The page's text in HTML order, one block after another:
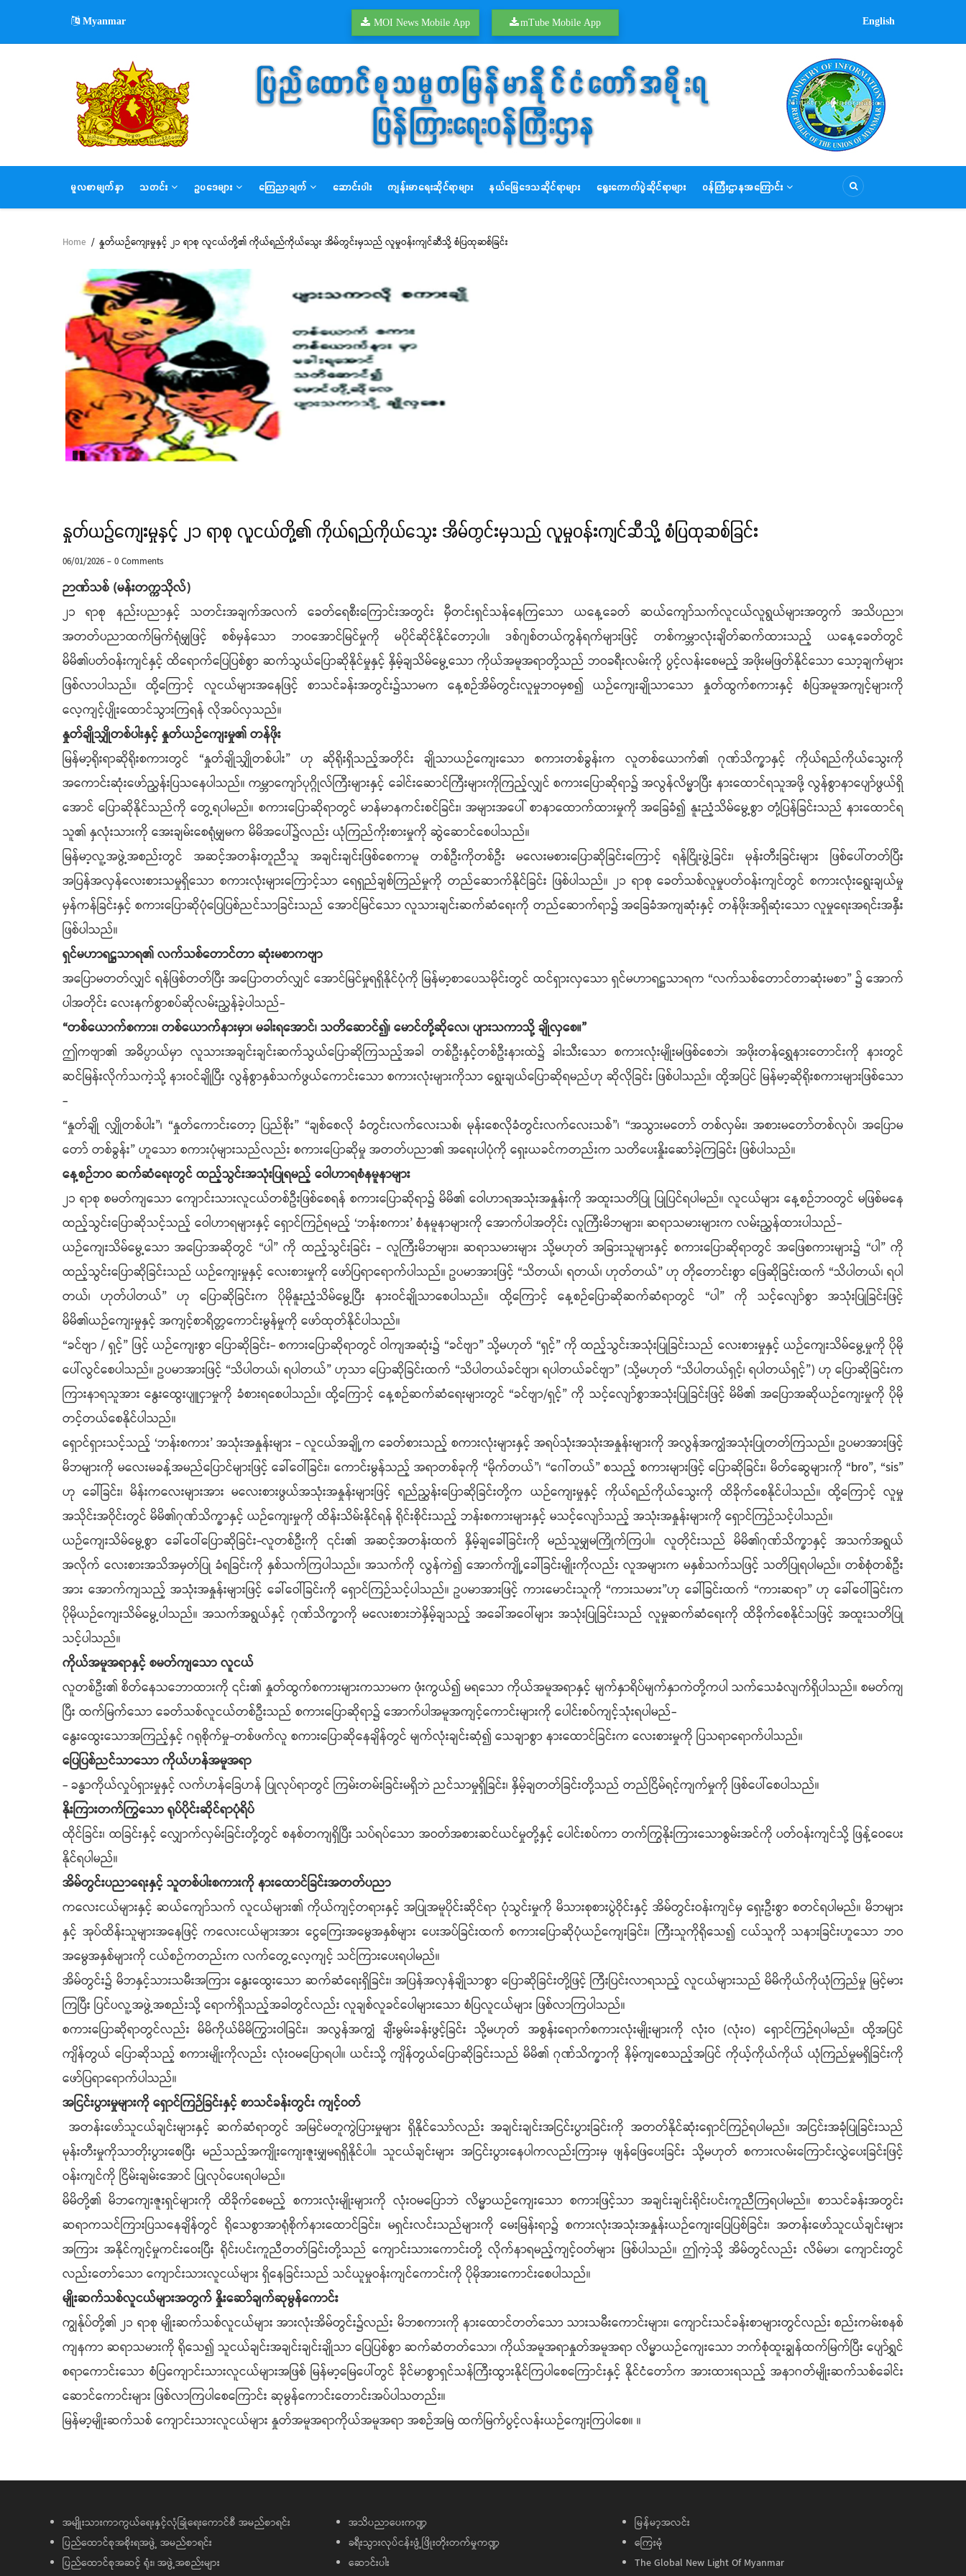
main
Myanmar MOI News Mobile App mTube Mobile App English
MAIN
NAVIGATION
မူလစာမျက်နှာ သတင်း ဥပဒေများ ကြေညာချက် ဆောင်းပါး ကျန်းမာရေးဆိုင်ရာများ နယ်မြေဒေသဆိုင်ရာများ ရွေးကောက်ပွဲဆိုင်ရာများ ဝန်ကြီးဌာနအကြောင်း
Breadcrumb
Home / နှုတ်ယဉ်ကျေးမှုနှင့် ၂၁ ရာစု လူငယ်တို့၏ ကိုယ်ရည်ကိုယ်သွေး အိမ်တွင်းမှသည် လူမှုဝန်းကျင်ဆီသို့ စံပြထုဆစ်ခြင်း
နှုတ်ယဉ်ကျေးမှုနှင့် ၂၁ ရာစု လူငယ်တို့၏ ကိုယ်ရည်ကိုယ်သွေး အိမ်တွင်းမှသည် လူမှုဝန်းကျင်ဆီသို့ စံပြထုဆစ်ခြင်း
06/01/2026-0 Comments
ဉာဏ်သစ် (မန်းတက္ကသိုလ်)
၂၁ ရာစု နည်းပညာနှင့် သတင်းအချက်အလက် ခေတ်ရေစီးကြောင်းအတွင်း မှီတင်းရှင်သန်နေကြသော ယနေ့ခေတ် ဆယ်​ကျော်သက်လူငယ်လူရွယ်များအတွက် အသိပညာ၊
အတတ်ပညာထက်မြက်ရုံမျှဖြင့် စစ်မှန်သော ဘဝအောင်မြင်မှုကို မပိုင်ဆိုင်နိုင်တော့ပါ။ ဒစ်ဂျစ်တယ်ကွန်ရက်များဖြင့် တစ်ကမ္ဘာလုံးချိတ်ဆက်ထားသည့် ယနေ့ခေတ်တွင်
မိမိ၏ပတ်ဝန်းကျင်နှင့် ထိရောက်ပြေပြစ်စွာ ဆက်သွယ်ပြောဆိုနိုင်မှုနှင့် နှိမ့်ချသိမ်မွေ့သော ကိုယ်အမူအရာတို့သည် ဘဝခရီးလမ်းကို ပွင့်လန်းစေမည့် အဖိုးမဖြတ်နိုင်သော သော့ချက်များ
ဖြစ်လာပါသည်။ ထို့ကြောင့် လူငယ်များအနေဖြင့် စာသင်ခန်းအတွင်း၌သာမက နေ့စဉ်အိမ်တွင်းလူမှုဘဝမှစ၍ ယဉ်ကျေးချိုသာသော နှုတ်ထွက်စကားနှင့် စံပြအမူအကျင့်များကို
လေ့ကျင့်ပျိုးထောင်သွားကြရန် လိုအပ်လှသည်။
နှုတ်ချိုသျှိုတစ်ပါးနှင့် နှုတ်ယဉ်ကျေးမှု၏ တန်ဖိုး
မြန်မာ့ရိုးရာဆိုရိုးစကားတွင် “နှုတ်ချိုသျှိုတစ်ပါး” ဟု ဆိုရိုးရှိသည့်အတိုင်း ချိုသာယဉ်ကျေးသော စကားတစ်ခွန်းက လူတစ်ယောက်၏ ဂုဏ်သိက္ခာနှင့် ကိုယ်ရည်ကိုယ်သွေးကို
အကောင်းဆုံးဖော်ညွှန်းပြသနေပါသည်။ ကမ္ဘာကျော်ပုဂ္ဂိုလ်ကြီးများနှင့် ခေါင်းဆောင်ကြီးများကိုကြည့်လျှင် စကားပြောဆိုရာ၌ အလွန်လိမ္မာပြီး နားထောင်ရသူအဖို့ လွန်စွာနာပျော်ဖွယ်ရှိ
အောင် ပြောဆိုနိုင်သည်ကို တွေ့ရပါမည်။ စကားပြောဆိုရာတွင် မာန်မာနကင်းစင်ခြင်း၊ အများအပေါ် စာနာထောက်ထားမှုကို အခြေခံ၍ နူးညံ့သိမ်မွေ့စွာ တုံ့ပြန်ခြင်းသည် နားထောင်ရ
သူ၏ နှလုံးသားကို အေးချမ်းစေရုံမျှမက မိမိအပေါ်၌လည်း ယုံကြည်ကိုးစားမှုကို ဆွဲဆောင်စေပါသည်။
မြန်မာ့လူ့အဖွဲ့အစည်းတွင် အဆင့်အတန်းတူညီသူ အချင်းချင်းဖြစ်စေကာမူ တစ်ဦးကိုတစ်ဦး မလေးမစားပြောဆိုခြင်းကြောင့် ရန်ငြိုးဖွဲ့ခြင်း၊ မုန်းတီးခြင်းများ ဖြစ်ပေါ်တတ်ပြီး
အပြန်အလှန်လေးစားသမှုရှိသော စကားလုံးများကြောင့်သာ ရေရှည်ချစ်ကြည်မှုကို တည်ဆောက်နိုင်ခြင်း ဖြစ်ပါသည်။ ၂၁ ရာစု ခေတ်သစ်လူမှုပတ်ဝန်းကျင်တွင် စကားလုံးရွေးချယ်မှု
မှန်ကန်ခြင်းနှင့် စကားပြောဆိုပုံပြေပြစ်ညင်သာခြင်းသည် အောင်မြင်သော လူသားချင်းဆက်ဆံရေးကို တည်ဆောက်ရာ၌ အခြေခံအကျဆုံးနှင့် တန်ဖိုးအရှိဆုံးသော လူမှုရေးအရင်းအနှီး
ဖြစ်ပါသည်။
ရှင်မဟာရဋ္ဌသာရ၏ လက်သစ်တောင်တာ ဆုံးမစာကဗျာ
အပြောမတတ်လျှင် ရန်ဖြစ်တတ်ပြီး အပြောတတ်လျှင် အောင်မြင်မှုရရှိနိုင်ပုံကို မြန်မာ့စာပေသမိုင်းတွင် ထင်ရှားလှသော ရှင်မဟာရဋ္ဌသာရက “လက်သစ်တောင်တာဆုံးမစာ” ၌ အောက်
ပါအတိုင်း လေးနက်စွာစပ်ဆိုလမ်းညွှန်ခဲ့ပါသည်-
“တစ်ယောက်စကား၊ တစ်ယောက်နားမှာ၊ မခါးရအောင်၊ သတိ​ဆောင်၍၊ မောင်တို့ဆို​လေ၊ ပျားသကာသို့ ချိုလှ​စေ။”
ဤကဗျာ၏ အဓိပ္ပာယ်မှာ လူသားအချင်းချင်းဆက်သွယ်ပြောဆိုကြသည့်အခါ တစ်ဦးနှင့်တစ်ဦးနားထဲ၌ ခါးသီးသော စကားလုံးမျိုးမဖြစ်စေဘဲ၊ အဖိုးတန်ရွှေနားတောင်းကို နားတွင်
ဆင်မြန်းလိုက်သကဲ့သို့ နားဝင်ချိုပြီး လွန်စွာနှစ်သက်ဖွယ်ကောင်းသော စကားလုံးများကိုသာ ရွေးချယ်ပြောဆိုရမည်ဟု ဆိုလိုခြင်း ဖြစ်ပါသည်။ ထို့အပြင် မြန်မာ့ဆိုရိုးစကားများဖြစ်သော
-
“နှုတ်ချို လျှိုတစ်ပါး”၊ “နှုတ်ကောင်းတော့ ပြည်စိုး” “ချစ်စေလို ခံတွင်းလက်​လေးသစ်၊ မုန်းစေလိုခံတွင်းလက်​လေးသစ်”၊ “အသွားမတော် တစ်လှမ်း၊ အစားမတော်တစ်လုပ်၊ အပြောမ
တော် တစ်ခွန်း” ဟူသော စကားပုံများသည်လည်း စကားပြောဆိုမှု အတတ်ပညာ၏ အရေးပါပုံကို ရှေးယခင်ကတည်းက သတိပေးနှိုးဆော်ခဲ့ကြခြင်း ဖြစ်ပါသည်။
နေ့စဉ်ဘဝ ဆက်ဆံရေးတွင် ထည့်သွင်းအသုံးပြုရမည့် ဝေါဟာရစံနမူနာများ
၂၁ ရာစု စမတ်ကျသော ကျောင်းသားလူငယ်တစ်ဦးဖြစ်စေရန် စကားပြောဆိုရာ၌ မိမိ၏ ဝေါဟာရအသုံးအနှုန်းကို အထူးသတိပြု ပြုပြင်ရပါမည်။ လူငယ်များ နေ့စဉ်ဘဝတွင် မဖြစ်မနေ
ထည့်သွင်းပြောဆိုသင့်သည့် ဝေါဟာရများနှင့် ရှောင်ကြဉ်ရမည့် ‘ဘန်းစကား’ စံနမူနာများကို အောက်ပါအတိုင်း လူကြီးမိဘများ၊ ဆရာသမားများက လမ်းညွှန်ထားပါသည်-
ယဉ်ကျေးသိမ်မွေ့သော အပြောအဆိုတွင် “ပါ” ကို ထည့်သွင်းခြင်း - လူကြီးမိဘများ၊ ဆရာသမားများ သို့မဟုတ် အခြားသူများနှင့် စကားပြောဆိုရာတွင် အဖြေစကားများ၌ “ပါ” ကို
ထည့်သွင်းပြောဆိုခြင်းသည် ယဉ်ကျေးမှုနှင့် လေးစားမှုကို ဖော်ပြရာရောက်ပါသည်။ ဥပမာအားဖြင့် “သိတယ်၊ ရတယ်၊ ဟုတ်တယ်” ဟု တိုတောင်းစွာ ဖြေဆိုခြင်းထက် “သိပါတယ်၊ ရပါ
တယ်၊ ဟုတ်ပါတယ်” ဟု ပြောဆိုခြင်းက ပိုမိုနူးညံ့သိမ်မွေ့ပြီး နားဝင်ချိုသာစေပါသည်။ ထို့ကြောင့် နေ့စဉ်ပြောဆိုဆက်ဆံရာတွင် “ပါ” ကို သင့်လျော်စွာ အသုံးပြုခြင်းဖြင့်
မိမိ၏ယဉ်ကျေးမှုနှင့် အကျင့်စာရိတ္တကောင်းမွန်မှုကို ဖော်ထုတ်နိုင်ပါသည်။
“ခင်ဗျာ / ရှင့်” ဖြင့် ယဉ်ကျေးစွာ ပြောဆိုခြင်း- စကားပြောဆိုရာတွင် ဝါကျအဆုံး၌ “ခင်ဗျာ” သို့မဟုတ် “ရှင့်” ကို ထည့်သွင်းအသုံးပြုခြင်းသည် လေးစားမှုနှင့် ယဉ်ကျေးသိမ်မွေ့မှုကို ပိုမို
ပေါ်လွင်စေပါသည်။ ဥပမာအားဖြင့် “သိပါတယ်၊ ရပါတယ်” ဟုသာ ပြောဆိုခြင်းထက် “သိပါတယ်ခင်ဗျာ၊ ရပါတယ်ခင်ဗျာ” (သို့မဟုတ် “သိပါတယ်ရှင့်၊ ရပါတယ်ရှင့်”) ဟု ပြောဆိုခြင်းက
ကြားနာရသူအား နွေးထွေးပျူငှာမှုကို ခံစားရစေပါသည်။ ထို့ကြောင့် နေ့စဉ်ဆက်ဆံရေးများတွင် “ခင်ဗျာ/ရှင့်” ကို သင့်လျော်စွာအသုံးပြုခြင်းဖြင့် မိမိ၏ အပြောအဆိုယဉ်ကျေးမှုကို ပိုမို
တင့်တယ်စေနိုင်ပါသည်။
ရှောင်ရှားသင့်သည့် ‘ဘန်းစကား’ အသုံးအနှုန်းများ - လူငယ်အချို့က ခေတ်စားသည့် စကားလုံးများနှင့် အရပ်သုံးအသုံးအနှုန်းများကို အလွန်အကျွံအသုံးပြုတတ်ကြသည်။ ဥပမာအားဖြင့်
မိဘများကို မလေးမခန့်အမည်ပြောင်များဖြင့် ခေါ်ဝေါ်ခြင်း၊ ကောင်းမွန်သည့် အရာတစ်ခုကို “မိုက်တယ်”၊ “ဂေါ်တယ်” စသည့် စကားများဖြင့် ပြောဆိုခြင်း၊ မိတ်ဆွေများကို “bro”, “sis”
ဟု ခေါ်ခြင်း၊ မိန်းကလေးများအား မလေးစားဖွယ်အသုံးအနှုန်းများဖြင့် ရည်ညွှန်းပြောဆိုခြင်းတို့က ယဉ်ကျေးမှုနှင့် ကိုယ်ရည်ကိုယ်သွေးကို ထိခိုက်စေနိုင်ပါသည်။ ထို့ကြောင့် လူမှု
အသိုင်းအဝိုင်းတွင် မိမိ၏ဂုဏ်သိက္ခာနှင့် ယဉ်ကျေးမှုကို ထိန်းသိမ်းနိုင်ရန် ရိုင်းစိုင်းသည့် ဘန်းစကားများနှင့် မသင့်လျော်သည့် အသုံးအနှုန်းများကို ရှောင်ကြဉ်သင့်ပါသည်။
ယဉ်ကျေးသိမ်မွေ့စွာ ခေါ်ဝေါ်ပြောဆိုခြင်း-လူတစ်ဦးကို ၎င်း၏ အဆင့်အတန်းထက် နှိမ့်ချခေါ်ခြင်းကို မည်သူမျှမကြိုက်ကြပါ။ လူတိုင်းသည် မိမိ၏ဂုဏ်သိက္ခာနှင့် အသက်အရွယ်
အလိုက် လေးစားအသိအမှတ်ပြု ခံရခြင်းကို နှစ်သက်ကြပါသည်။ အသက်ကို လွန်ကဲ၍ အောက်ကျို့ခေါ်ခြင်းမျိုးကိုလည်း လူအများက မနှစ်သက်သဖြင့် သတိပြုရပါမည်။ တစ်စုံတစ်ဦး
အား အောက်ကျသည့် အသုံးအနှုန်းများဖြင့် ခေါ်ဝေါ်ခြင်းကို ရှောင်ကြဉ်သင့်ပါသည်။ ဥပမာအားဖြင့် ကားမောင်းသူကို “ကားသမား”ဟု ခေါ်ခြင်းထက် “ကားဆရာ” ဟု ခေါ်ဝေါ်ခြင်းက
ပိုမိုယဉ်ကျေးသိမ်မွေ့ပါသည်။ အသက်အရွယ်နှင့် ဂုဏ်သိက္ခာကို မလေးစားဘဲနှိမ့်ချသည့် အခေါ်အဝေါ်များ အသုံးပြုခြင်းသည် လူမှုဆက်ဆံရေးကို ထိခိုက်စေနိုင်သဖြင့် အထူးသတိပြု
သင့်ပါသည်။
ကိုယ်အမူအရာနှင့် စမတ်ကျသော လူငယ်
လူတစ်ဦး၏ စိတ်နေသဘောထားကို ၎င်း၏ နှုတ်ထွက်စကားများကသာမက ဖုံးကွယ်၍ မရသော ကိုယ်အမူအရာနှင့် မျက်နှာရိပ်မျက်နှာကဲတို့ကပါ သက်သေခံလျက်ရှိပါသည်။ စမတ်ကျ
ပြီး ထက်မြက်သော ခေတ်သစ်လူငယ်တစ်ဦးသည် စကားပြောဆိုရာ၌ အောက်ပါအမူအကျင့်ကောင်းများကို ပေါင်းစပ်ကျင့်သုံးရပါမည်-
နွေးထွေးသောအကြည့်နှင့် ဂရုစိုက်မှု-တစ်ဖက်လူ စကားပြောဆိုနေချိန်တွင် မျက်လုံးချင်းဆုံ၍ သေချာစွာ နားထောင်ခြင်းက လေးစားမှုကို ပြသရာရောက်ပါသည်။
ပြေပြစ်ညင်သာသော ကိုယ်ဟန်အမူအရာ
- ခန္ဓာကိုယ်လှုပ်ရှားမှုနှင့် လက်ဟန်ခြေဟန် ပြုလုပ်ရာတွင် ကြမ်းတမ်းခြင်းမရှိဘဲ ညင်သာမှုရှိခြင်း၊ နှိမ့်ချတတ်ခြင်းတို့သည် တည်ငြိမ်ရင့်ကျက်မှုကို ဖြစ်ပေါ်စေပါသည်။
နိုးကြားတက်ကြွသော ရုပ်ပိုင်းဆိုင်ရာပုံရိပ်
ထိုင်ခြင်း၊ ထခြင်းနှင့် လျှောက်လှမ်းခြင်းတို့တွင် စနစ်တကျရှိပြီး သပ်ရပ်သော အဝတ်အစားဆင်ယင်မှုတို့နှင့် ပေါင်းစပ်ကာ တက်ကြွနိုးကြားသောစွမ်းအင်ကို ပတ်ဝန်းကျင်သို့ ဖြန့်ဝေပေး
နိုင်ရပါမည်။
အိမ်တွင်းပညာရေးနှင့် သူတစ်ပါးစကားကို နားထောင်ခြင်းအတတ်ပညာ
ကလေးငယ်များနှင့် ဆယ်​ကျော်သက် လူငယ်များ၏ ကိုယ်ကျင့်တရားနှင့် အပြုအမူပိုင်းဆိုင်ရာ ပုံသွင်းမှုကို မိသားစုစားပွဲဝိုင်းနှင့် အိမ်တွင်းဝန်းကျင်မှ ရှေးဦးစွာ စတင်ရပါမည်။ မိဘများ
နှင့် အုပ်ထိန်းသူများအနေဖြင့် ကလေးငယ်များအား ငွေကြေးအမွေအနှစ်များ ပေးအပ်ခြင်းထက် စကားပြောဆိုပုံယဉ်ကျေးခြင်း၊ ကြီးသူကိုရိုသေ၍ ငယ်သူကို သနားခြင်းဟူသော ဘဝ
အမွေအနှစ်များကို ငယ်စဉ်ကတည်းက လက်တွေ့လေ့ကျင့် သင်ကြားပေးရပါမည်။
အိမ်တွင်း၌ မိဘနှင့်သားသမီးအကြား နွေးထွေးသော ဆက်ဆံရေးရှိခြင်း၊ အပြန်အလှန်ချိုသာစွာ ပြောဆိုခြင်းတို့ဖြင့် ကြီးပြင်းလာရသည့် လူငယ်များသည် မိမိကိုယ်ကိုယုံကြည်မှု မြင့်မား
ကြပြီး ပြင်ပလူ့အဖွဲ့အစည်းသို့ ရောက်ရှိသည့်အခါတွင်လည်း လူချစ်လူခင်ပေါများသော စံပြလူငယ်များ ဖြစ်လာကြပါသည်။
စကားပြောဆိုရာတွင်လည်း မိမိကိုယ်မိမိကြွားဝါခြင်း၊ အလွန်အကျွံ ချီးမွမ်းခန်းဖွင့်ခြင်း သို့မဟုတ် အစွန်းရောက်စကားလုံးမျိုးများကို လုံးဝ (လုံးဝ) ရှောင်ကြဉ်ရပါမည်။ ထို့အပြင်
ကျိန်တွယ် ပြောဆိုသည့် စကားမျိုးကိုလည်း လုံးဝမပြောရပါ။ ယင်းသို့ ကျိန်တွယ်ပြောဆိုခြင်းသည် မိမိ၏ ဂုဏ်သိက္ခာကို နိမ့်ကျစေသည့်အပြင် ကိုယ့်ကိုယ်ကိုယ် ယုံကြည်မှုမရှိခြင်းကို
ဖော်ပြရာရောက်ပါသည်။
အငြင်းပွားမှုများကို ရှောင်ကြဉ်ခြင်းနှင့် စာသင်ခန်းတွင်း ကျင့်ဝတ်
အတန်းဖော်သူငယ်ချင်းများနှင့် ဆက်ဆံရာတွင် အမြင်မတူကွဲပြားမှုများ ရှိနိုင်သော်လည်း အချင်းချင်းအငြင်းပွားခြင်းကို အတတ်နိုင်ဆုံးရှောင်ကြဉ်ရပါမည်။ အငြင်းအခုံပြုခြင်းသည်
မုန်းတီးမှုကိုသာတိုးပွားစေပြီး မည်သည့်အကျိုးကျေးဇူးမျှမရရှိနိုင်ပါ။ သူငယ်ချင်းများ အငြင်းပွားနေပါကလည်းကြားမှ ဖျန်ဖြေပေးခြင်း သို့မဟုတ် စကားလမ်းကြောင်းလွှဲပေးခြင်းဖြင့်
ဝန်းကျင်ကို ငြိမ်းချမ်းအောင် ပြုလုပ်ပေးရပါမည်။
မိမိတို့၏ မိဘကျေးဇူးရှင်များကို ထိခိုက်စေမည့် စကားလုံးမျိုးများကို လုံးဝမပြောဘဲ လိမ္မာယဉ်ကျေးသော စကားဖြင့်သာ အချင်းချင်းရိုင်းပင်းကူညီကြရပါမည်။ စာသင်ခန်းအတွင်း
ဆရာကသင်ကြားပြသနေချိန်တွင် ရိုသေစွာအာရုံစိုက်နားထောင်ခြင်း၊ မရှင်းလင်းသည်များကို မေးမြန်းရာ၌ စကားလုံးအသုံးအနှုန်းယဉ်ကျေးပြေပြစ်ခြင်း၊ အတန်းဖော်သူငယ်ချင်းများ
အကြား အနိုင်ကျင့်မှုကင်းဝေးပြီး ရိုင်းပင်းကူညီတတ်ခြင်းတို့သည် ကျောင်းသားကောင်းတို့ လိုက်နာရမည့်ကျင့်ဝတ်များ ဖြစ်ပါသည်။ ဤကဲ့သို့ အိမ်တွင်လည်း လိမ်မာ၊ ကျောင်းတွင်
လည်းတော်သော ကျောင်းသားလူငယ်များ ရှိနေခြင်းသည် သင်ယူမှုဝန်းကျင်ကောင်းကို ပိုမိုအားကောင်းစေပါသည်။
မျိုးဆက်သစ်လူငယ်များအတွက် နှိုးဆော်ချက်ဆုမွန်ကောင်း
ကျွန်ုပ်တို့၏ ၂၁ ရာစု မျိုးဆက်သစ်လူငယ်များ အားလုံးအိမ်တွင်း၌လည်း မိဘစကားကို နားထောင်တတ်သော သားသမီးကောင်းများ၊ ကျောင်းသင်ခန်းစာများတွင်လည်း စည်းကမ်းစနစ်
ကျနကာ ဆရာသမားကို ရိုသေ၍ သူငယ်ချင်းအချင်းချင်းချိုသာ ပြေပြစ်စွာ ဆက်ဆံတတ်သော၊ ကိုယ်အမူအရာနှုတ်အမူအရာ လိမ္မာယဉ်ကျေးသော ဘက်စုံထူးချွန်ထက်မြက်ပြီး ပျော်ရွှင်
စရာကောင်းသော စံပြကျောင်းသားလူငယ်များအဖြစ် မြန်မာ့မြေပေါ်တွင် ခိုင်မာစွာရှင်သန်ကြီးထွားနိုင်ကြပါစေကြောင်းနှင့် နိုင်ငံတော်က အားထားရသည့် အနာဂတ်မျိုးဆက်သစ်ခေါင်း
ဆောင်ကောင်းများ ဖြစ်လာကြပါစေကြောင်း ဆုမွန်ကောင်းတောင်းအပ်ပါသတည်း။
မြန်မာ့မျိုးဆက်သစ် ကျောင်းသားလူငယ်များ နှုတ်အမူအရာကိုယ်အမူအရာ အစဉ်အမြဲ ထက်မြက်ပွင့်လန်းယဉ်ကျေးကြပါစေ။ ။
အမျိုးသားကာကွယ်ရေးနှင့်လုံခြုံရေးကောင်စီ အမည်စာရင်း
ပြည်ထောင်စုအစိုးရအဖွဲ့ အမည်စာရင်း
ပြည်ထောင်စုအဆင့် ရုံး၊ အဖွဲ့အစည်းများ
အသိပညာပေးကဏ္ဍ
ခရီးသွားလုပ်ငန်းဖွံ့ဖြိုးတိုးတက်မှုကဏ္ဍ
ဆောင်းပါး
မြန်မာ့အလင်း
ကြေးမုံ
The Global New Light Of Myanmar